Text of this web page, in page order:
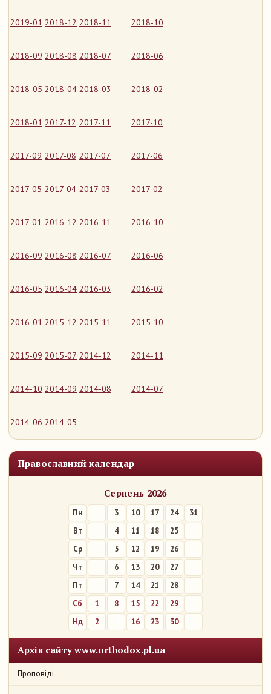
2019-01 2018-12 2018-11 2018-10
2018-09 2018-08 2018-07 2018-06
2018-05 2018-04 2018-03 2018-02
2018-01 2017-12 2017-11 2017-10
2017-09 2017-08 2017-07 2017-06
2017-05 2017-04 2017-03 2017-02
2017-01 2016-12 2016-11 2016-10
2016-09 2016-08 2016-07 2016-06
2016-05 2016-04 2016-03 2016-02
2016-01 2015-12 2015-11 2015-10
2015-09 2015-07 2014-12 2014-11
2014-10 2014-09 2014-08 2014-07
2014-06 2014-05
Православний календар
Серпень 2026
Пн 3 10 17 24
31
Вт
4 11 18
25
Ср
5 12 19
26
Чт
6 13 20
27
Пт
7 14 21
28
Сб
1 8 15 22
29
Нд
2 16 23 30
Архів сайту www.orthodox.pl.ua
Проповіді